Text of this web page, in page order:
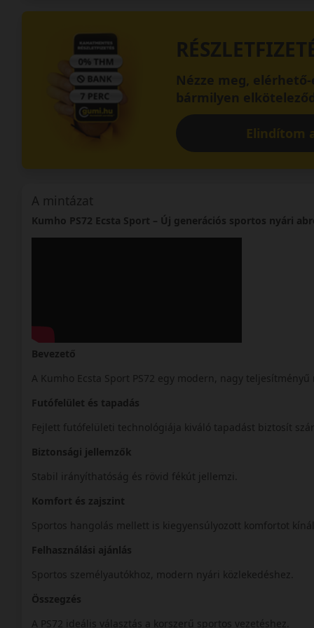
Nézze meg,
bármilyen
Elindítom
A mintázat
Kumho PS72 Ecsta Sport – Új generációs sportos nyári
Bevezető
A Kumho Ecsta Sport PS72 egy modern, nagy teljesítményű
Futófelület és tapadás
Fejlett futófelületi technológiája kiváló tapadást biztosít
Biztonsági jellemzők
Stabil irányíthatóság és rövid fékút jellemzi.
Komfort és zajszint
Sportos hangolás mellett is kiegyensúlyozott komfortot kínál.
Felhasználási ajánlás
Sportos személyautókhoz, modern nyári közlekedéshez.
Összegzés
A PS72 ideális választás a korszerű sportos vezetéshez.